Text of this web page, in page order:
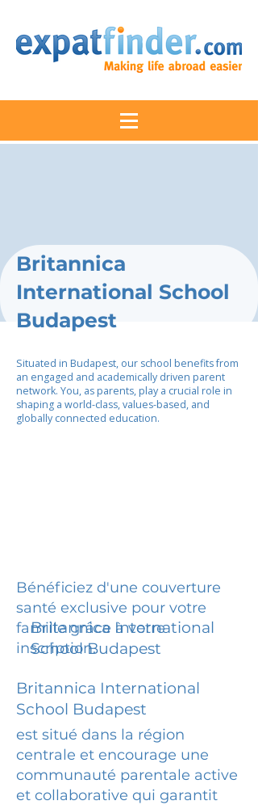
Britannica
International School
Budapest
Situated in Budapest, our school benefits from
an engaged and academically driven parent
network. You, as parents, play a crucial role in
shaping a world-class, values-based, and
globally connected education.
Bénéficiez d'une couverture
santé exclusive pour votre
famille grâce à votre
inscription.
Britannica International
School Budapest
Britannica International
School Budapest
est situé dans la région
centrale et encourage une
communauté parentale active
et collaborative qui garantit